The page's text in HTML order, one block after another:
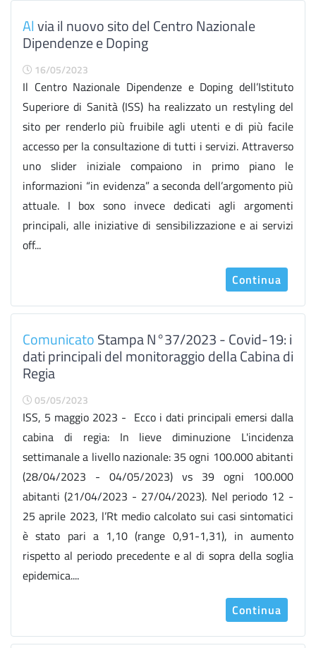
Alvia il nuovo sito del Centro Nazionale
Dipendenze e Doping
16/05/2023
Il Centro Nazionale Dipendenze e Doping dell’Istituto
Superiore di Sanità (ISS) ha realizzato un restyling del
sito per renderlo più fruibile agli utenti e di più facile
accesso per la consultazione di tutti i servizi. Attraverso
uno slider iniziale compaiono in primo piano le
informazioni “in evidenza” a seconda dell’argomento più
attuale. I box sono invece dedicati agli argomenti
principali, alle iniziative di sensibilizzazione e ai servizi
off...
Continua
ComunicatoStampa N°37/2023 - Covid-19: i
dati principali del monitoraggio della Cabina di
Regia
05/05/2023
ISS, 5 maggio 2023 - Ecco i dati principali emersi dalla
cabina di regia: In lieve diminuzione L'incidenza
settimanale a livello nazionale: 35 ogni 100.000 abitanti
(28/04/2023 - 04/05/2023) vs 39 ogni 100.000
abitanti (21/04/2023 - 27/04/2023). Nel periodo 12 -
25 aprile 2023, l’Rt medio calcolato sui casi sintomatici
è stato pari a 1,10 (range 0,91-1,31), in aumento
rispetto al periodo precedente e al di sopra della soglia
epidemica....
Continua